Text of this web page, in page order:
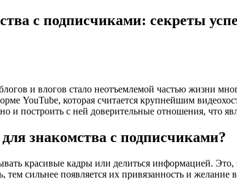
с подписчиками: секреты
и влогов стало неотъемлемой частью жизни
YouTube, которая считается крупнейшим
и построить с ней доверительные отношения, что
знакомства с подписчиками?
красивые кадры или делиться информацией.
сильнее появляется их привязанность и желание